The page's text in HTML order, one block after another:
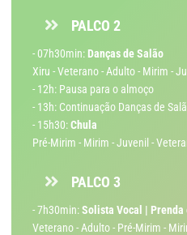
PALCO 2
- 07h30min: Danças de Salão
Xiru - Veterano - Adulto - Mirim -
- 12h: Pausa para o almoço
- 13h: Continuação Danças de
- 15h30:Chula
Pré-Mirim - Mirim - Juvenil -
PALCO 3
- 7h30min:Solista Vocal | Prenda
Veterano - Adulto - Pré-Mirim -